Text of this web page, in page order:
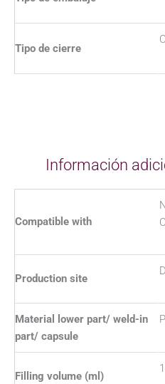
Tipo de cierre
Información
Compatible with
Production site
Material lower part/ weld-in
part/ capsule
Filling volume (ml)